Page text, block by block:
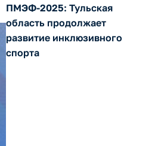
ПМЭФ-2025: Тульская
область продолжает
развитие инклюзивного
спорта